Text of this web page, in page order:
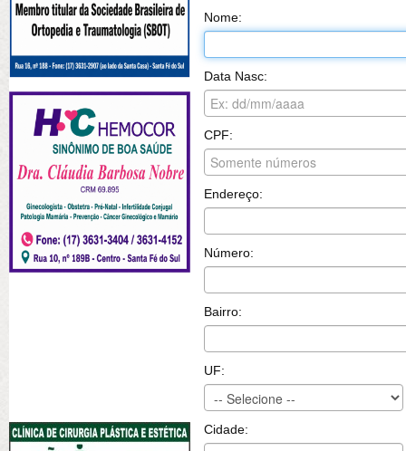
Nome:
Data Nasc:
CPF:
Endereço:
Número:
Bairro:
UF:
Cidade: